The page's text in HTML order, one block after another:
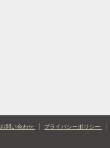
お問い合わせ プライバシーポリシー